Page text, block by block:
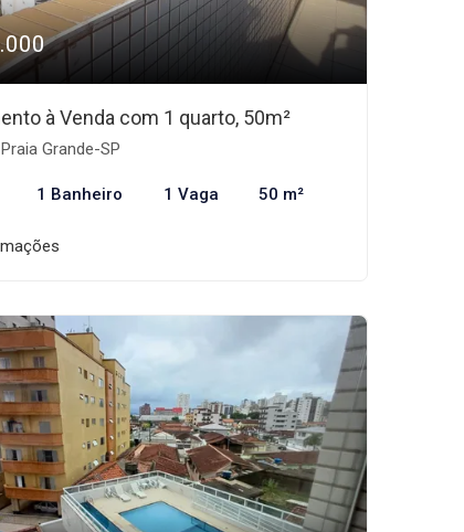
à Venda com 1 quarto, 50m²
Grande-SP
1 Banheiro 1 Vaga 50 m²